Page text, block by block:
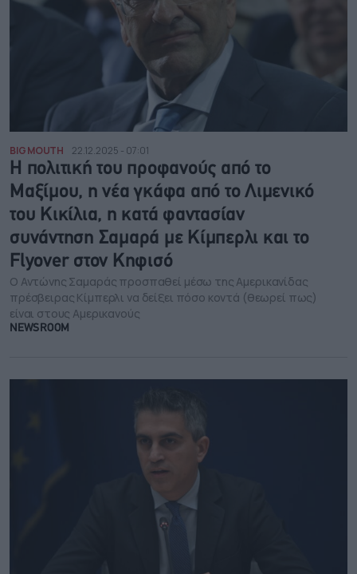
BIG MOUTH 22.12.2025 - 07:01
Η πολιτική του προφανούς από το
Μαξίμου, η νέα γκάφα από το Λιμενικό
του Κικίλια, η κατά φαντασίαν
συνάντηση Σαμαρά με Κίμπερλι και το
Flyover στον Κηφισό
Ο Αντώνης Σαμαράς προσπαθεί μέσω της Αμερικανίδας
πρέσβειρας Κίμπερλι να δείξει πόσο κοντά (θεωρεί πως)
είναι στους Αμερικανούς
NEWSROOM